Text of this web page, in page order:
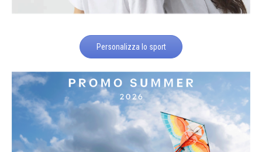
Personalizza lo sport